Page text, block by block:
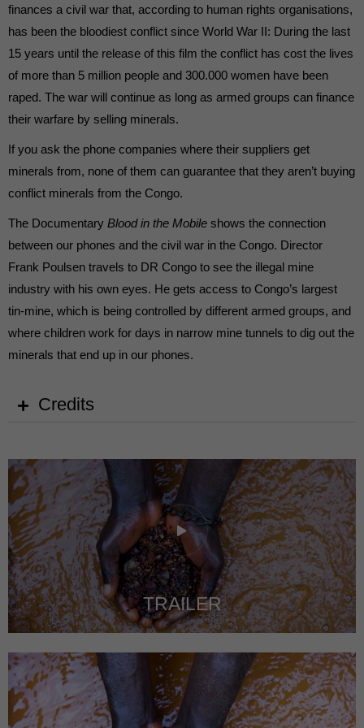
finances a civil war that, according to human rights organisations,
has been the bloodiest conflict since World War II: During the last
15 years until the release of this film the conflict has cost the lives
of more than 5 million people and 300.000 women have been
raped. The war will continue as long as armed groups can finance
their warfare by selling minerals.
If you ask the phone companies where their suppliers get
minerals from, none of them can guarantee that they aren’t buying
conflict minerals from the Congo.
The Documentary Blood in the Mobile shows the connection
between our phones and the civil war in the Congo. Director
Frank Poulsen travels to DR Congo to see the illegal mine
industry with his own eyes. He gets access to Congo’s largest
tin-mine, which is being controlled by different armed groups, and
where children work for days in narrow mine tunnels to dig out the
minerals that end up in our phones.
Credits
TRAILER
die einwandfreie Funktion der Website erforderlich.
Cookie-Informationen anzeigen
Externe Medien (7)
standardmäßig blockiert. Wenn Cookies von externen Medien akzeptiert
werden, bedarf der Zugriff auf diese Inhalte keiner manuellen Einwilligung
Cookie-Informationen anzeigen
powered by Borlabs Cookie